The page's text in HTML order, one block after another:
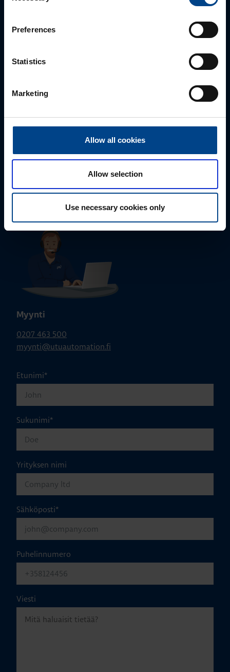
Preferences
Statistics
Marketing
Allow all cookies
Allow selection
Use necessary cookies only
Myynti
0207 463 500
myynti@utuautomation.fi
Etunimi*
Sukunimi*
Yrityksen nimi
Sähköposti*
Puhelinnumero
Viesti